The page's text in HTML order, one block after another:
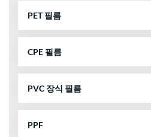
PET 필름
CPE 필름
PVC 장식 필름
PPF